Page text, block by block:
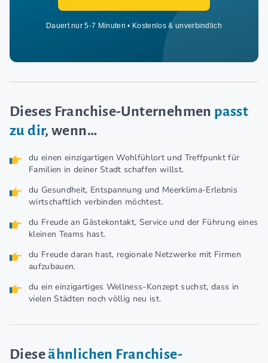
Dauert nur 5-7 Minuten • Kostenlos & unverbindlich
Dieses Franchise-Unternehmen passt
zu dir, wenn…
du einen einzigartigen Wohlfühlort und Treffpunkt für
Familien in deiner Stadt schaffen willst.
du Gesundheit, Entspannung und Meerklima-Erlebnis
wirtschaftlich verbinden möchtest.
du Freude an Gästekontakt, Service und der Führung eines
kleinen Teams hast.
du Freude daran hast, regionale Netzwerke mit Firmen
aufzubauen.
du ein einzigartiges Wellness-Konzept suchst, dass in
vielen Städten noch völlig neu ist.
Dieseähnlichen Franchise-